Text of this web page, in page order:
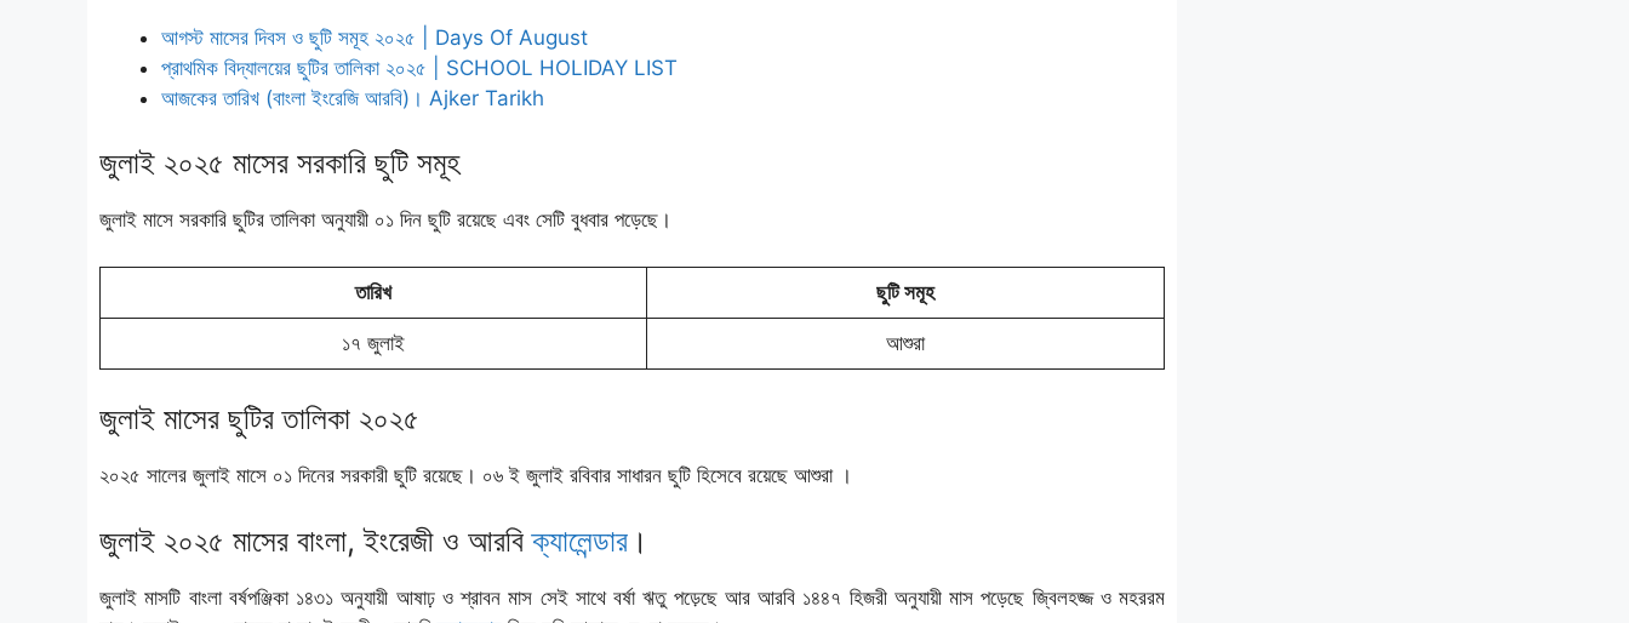
আগস্ট মাসের দিবস ও ছুটি সমূহ ২০২৫ | Days Of August
প্রাথমিক বিদ্যালয়ের ছুটির তালিকা ২০২৫ | SCHOOL HOLIDAY LIST
আজকের তারিখ (বাংলা ইংরেজি আরবি)। Ajker Tarikh
জুলাই ২০২৫ মাসের সরকারি ছুটি সমূহ
জুলাই মাসে সরকারি ছুটির তালিকা অনুযায়ী ০১ দিন ছুটি রয়েছে এবং সেটি বুধবার পড়েছে।
তারিখ ছুটি সমূহ
১৭ জুলাই আশুরা
জুলাই মাসের ছুটির তালিকা ২০২৫
২০২৫ সালের জুলাই মাসে ০১ দিনের সরকারী ছুটি রয়েছে। ০৬ ই জুলাই রবিবার সাধারন ছুটি হিসেবে রয়েছে আশুরা ।
জুলাই ২০২৫ মাসের বাংলা, ইংরেজী ও আরবিক্যালেন্ডার ।
জুলাই মাসটি বাংলা বর্ষপঞ্জিকা ১৪৩১ অনুযায়ী আষাঢ় ও শ্রাবন মাস সেই সাথে বর্ষা ঋতু পড়েছে আর আরবি ১৪৪৭ হিজরী অনুযায়ী মাস পড়েছে জ্বিলহজ্জ ও মহররম